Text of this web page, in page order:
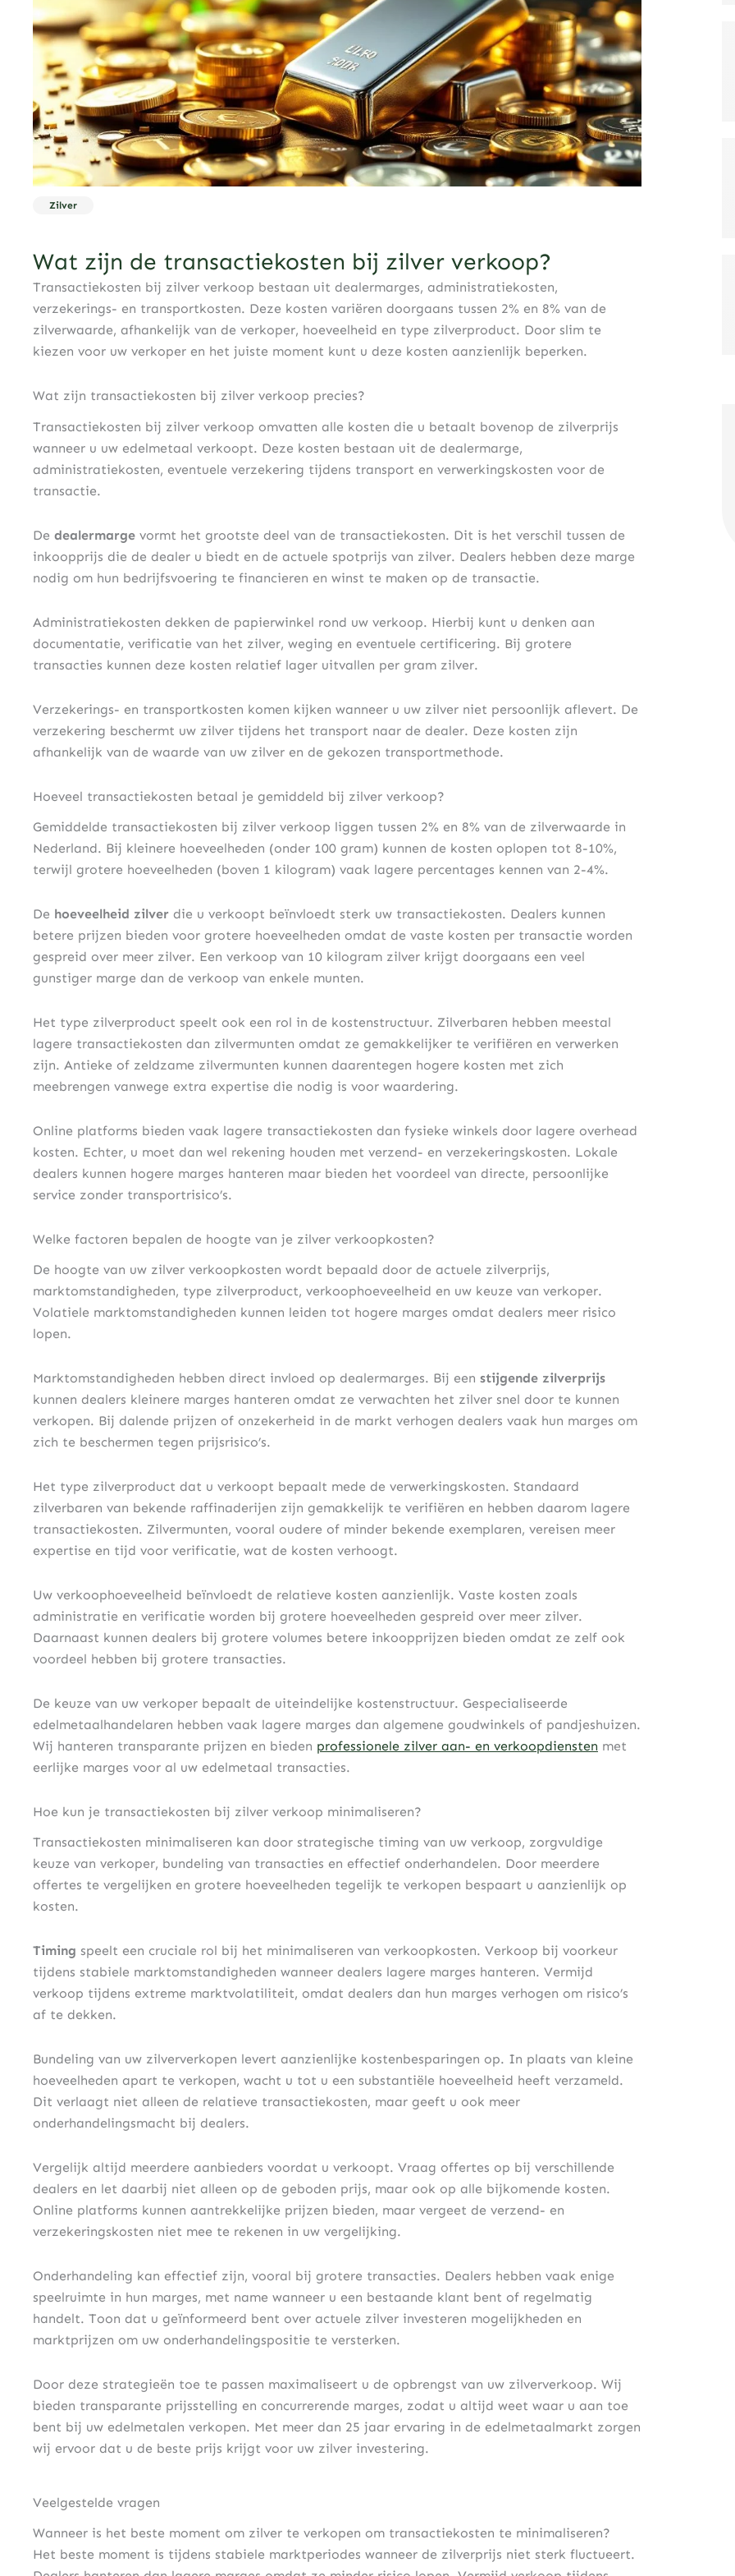
Zilver
Wat zijn de transactiekosten bij zilver verkoop?
Transactiekosten bij zilver verkoop bestaan uit dealermarges, administratiekosten,
verzekerings- en transportkosten. Deze kosten variëren doorgaans tussen 2% en 8% van de
zilverwaarde, afhankelijk van de verkoper, hoeveelheid en type zilverproduct. Door slim te
kiezen voor uw verkoper en het juiste moment kunt u deze kosten aanzienlijk beperken.
Wat zijn transactiekosten bij zilver verkoop precies?
Transactiekosten bij zilver verkoop omvatten alle kosten die u betaalt bovenop de zilverprijs
wanneer u uw edelmetaal verkoopt. Deze kosten bestaan uit de dealermarge,
administratiekosten, eventuele verzekering tijdens transport en verwerkingskosten voor de
transactie.
De dealermarge vormt het grootste deel van de transactiekosten. Dit is het verschil tussen de
inkoopprijs die de dealer u biedt en de actuele spotprijs van zilver. Dealers hebben deze marge
nodig om hun bedrijfsvoering te financieren en winst te maken op de transactie.
Administratiekosten dekken de papierwinkel rond uw verkoop. Hierbij kunt u denken aan
documentatie, verificatie van het zilver, weging en eventuele certificering. Bij grotere
transacties kunnen deze kosten relatief lager uitvallen per gram zilver.
Verzekerings- en transportkosten komen kijken wanneer u uw zilver niet persoonlijk aflevert. De
verzekering beschermt uw zilver tijdens het transport naar de dealer. Deze kosten zijn
afhankelijk van de waarde van uw zilver en de gekozen transportmethode.
Hoeveel transactiekosten betaal je gemiddeld bij zilver verkoop?
Gemiddelde transactiekosten bij zilver verkoop liggen tussen 2% en 8% van de zilverwaarde in
Nederland. Bij kleinere hoeveelheden (onder 100 gram) kunnen de kosten oplopen tot 8-10%,
terwijl grotere hoeveelheden (boven 1 kilogram) vaak lagere percentages kennen van 2-4%.
De hoeveelheid zilver die u verkoopt beïnvloedt sterk uw transactiekosten. Dealers kunnen
betere prijzen bieden voor grotere hoeveelheden omdat de vaste kosten per transactie worden
gespreid over meer zilver. Een verkoop van 10 kilogram zilver krijgt doorgaans een veel
gunstiger marge dan de verkoop van enkele munten.
Het type zilverproduct speelt ook een rol in de kostenstructuur. Zilverbaren hebben meestal
lagere transactiekosten dan zilvermunten omdat ze gemakkelijker te verifiëren en verwerken
zijn. Antieke of zeldzame zilvermunten kunnen daarentegen hogere kosten met zich
meebrengen vanwege extra expertise die nodig is voor waardering.
Online platforms bieden vaak lagere transactiekosten dan fysieke winkels door lagere overhead
kosten. Echter, u moet dan wel rekening houden met verzend- en verzekeringskosten. Lokale
dealers kunnen hogere marges hanteren maar bieden het voordeel van directe, persoonlijke
service zonder transportrisico’s.
Welke factoren bepalen de hoogte van je zilver verkoopkosten?
De hoogte van uw zilver verkoopkosten wordt bepaald door de actuele zilverprijs,
marktomstandigheden, type zilverproduct, verkoophoeveelheid en uw keuze van verkoper.
Volatiele marktomstandigheden kunnen leiden tot hogere marges omdat dealers meer risico
lopen.
Marktomstandigheden hebben direct invloed op dealermarges. Bij een stijgende zilverprijs
kunnen dealers kleinere marges hanteren omdat ze verwachten het zilver snel door te kunnen
verkopen. Bij dalende prijzen of onzekerheid in de markt verhogen dealers vaak hun marges om
zich te beschermen tegen prijsrisico’s.
Het type zilverproduct dat u verkoopt bepaalt mede de verwerkingskosten. Standaard
zilverbaren van bekende raffinaderijen zijn gemakkelijk te verifiëren en hebben daarom lagere
transactiekosten. Zilvermunten, vooral oudere of minder bekende exemplaren, vereisen meer
expertise en tijd voor verificatie, wat de kosten verhoogt.
Uw verkoophoeveelheid beïnvloedt de relatieve kosten aanzienlijk. Vaste kosten zoals
administratie en verificatie worden bij grotere hoeveelheden gespreid over meer zilver.
Daarnaast kunnen dealers bij grotere volumes betere inkoopprijzen bieden omdat ze zelf ook
voordeel hebben bij grotere transacties.
De keuze van uw verkoper bepaalt de uiteindelijke kostenstructuur. Gespecialiseerde
edelmetaalhandelaren hebben vaak lagere marges dan algemene goudwinkels of pandjeshuizen.
Wij hanteren transparante prijzen en bieden professionele zilver aan- en verkoopdiensten met
eerlijke marges voor al uw edelmetaal transacties.
Hoe kun je transactiekosten bij zilver verkoop minimaliseren?
Transactiekosten minimaliseren kan door strategische timing van uw verkoop, zorgvuldige
keuze van verkoper, bundeling van transacties en effectief onderhandelen. Door meerdere
offertes te vergelijken en grotere hoeveelheden tegelijk te verkopen bespaart u aanzienlijk op
kosten.
Timing speelt een cruciale rol bij het minimaliseren van verkoopkosten. Verkoop bij voorkeur
tijdens stabiele marktomstandigheden wanneer dealers lagere marges hanteren. Vermijd
verkoop tijdens extreme marktvolatiliteit, omdat dealers dan hun marges verhogen om risico’s
af te dekken.
Bundeling van uw zilververkopen levert aanzienlijke kostenbesparingen op. In plaats van kleine
hoeveelheden apart te verkopen, wacht u tot u een substantiële hoeveelheid heeft verzameld.
Dit verlaagt niet alleen de relatieve transactiekosten, maar geeft u ook meer
onderhandelingsmacht bij dealers.
Vergelijk altijd meerdere aanbieders voordat u verkoopt. Vraag offertes op bij verschillende
dealers en let daarbij niet alleen op de geboden prijs, maar ook op alle bijkomende kosten.
Online platforms kunnen aantrekkelijke prijzen bieden, maar vergeet de verzend- en
verzekeringskosten niet mee te rekenen in uw vergelijking.
Onderhandeling kan effectief zijn, vooral bij grotere transacties. Dealers hebben vaak enige
speelruimte in hun marges, met name wanneer u een bestaande klant bent of regelmatig
handelt. Toon dat u geïnformeerd bent over actuele zilver investeren mogelijkheden en
marktprijzen om uw onderhandelingspositie te versterken.
Door deze strategieën toe te passen maximaliseert u de opbrengst van uw zilververkoop. Wij
bieden transparante prijsstelling en concurrerende marges, zodat u altijd weet waar u aan toe
bent bij uw edelmetalen verkopen. Met meer dan 25 jaar ervaring in de edelmetaalmarkt zorgen
wij ervoor dat u de beste prijs krijgt voor uw zilver investering.
Veelgestelde vragen
Wanneer is het beste moment om zilver te verkopen om transactiekosten te minimaliseren?
Het beste moment is tijdens stabiele marktperiodes wanneer de zilverprijs niet sterk fluctueert.